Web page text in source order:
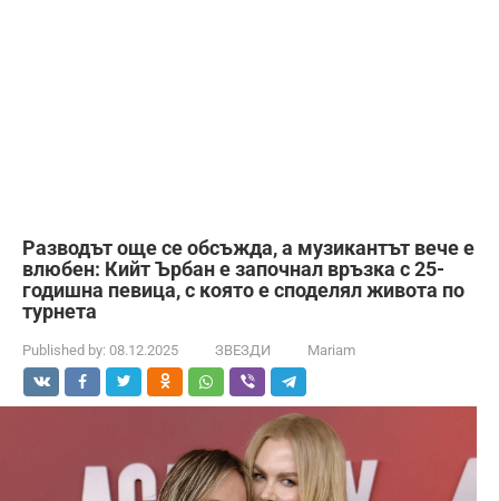
Разводът още се обсъжда, а музикантът вече е
влюбен: Кийт Ърбан е започнал връзка с 25-
годишна певица, с която е споделял живота по
турнета
Published by: 08.12.2025 ЗВЕЗДИ Mariam